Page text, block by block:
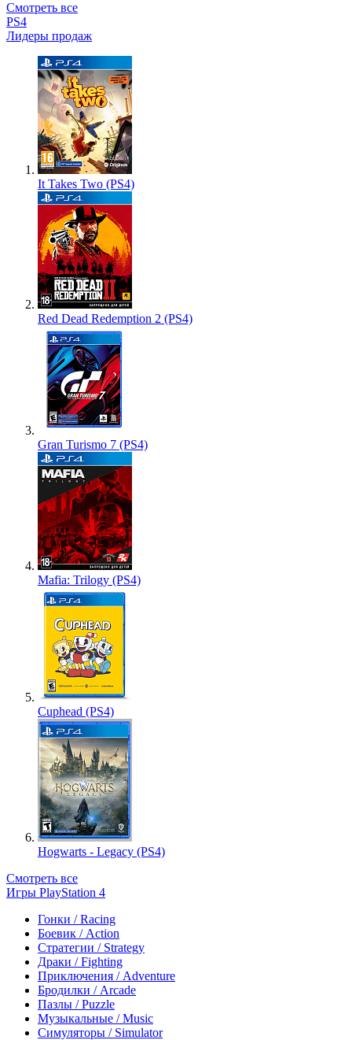
Смотреть все
PS4
Лидеры продаж
It Takes Two (PS4)
Red Dead Redemption 2 (PS4)
Gran Turismo 7 (PS4)
Mafia: Trilogy (PS4)
Cuphead (PS4)
Hogwarts - Legacy (PS4)
Смотреть все
Игры PlayStation 4
Гонки / Racing
Боевик / Action
Стратегии / Strategy
Драки / Fighting
Приключения / Adventure
Бродилки / Arcade
Пазлы / Puzzle
Музыкальные / Music
Симуляторы / Simulator